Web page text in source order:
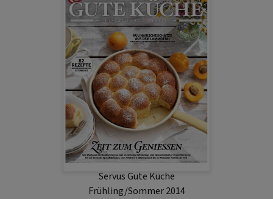
Servus Gute Küche
Frühling/Sommer 2014